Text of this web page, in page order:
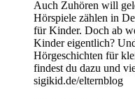
Auch Zuhören will
Hörspiele zählen in
für Kinder. Doch ab
Kinder eigentlich?
Hörgeschichten für
findest du dazu und
sigikid.de/elternblog